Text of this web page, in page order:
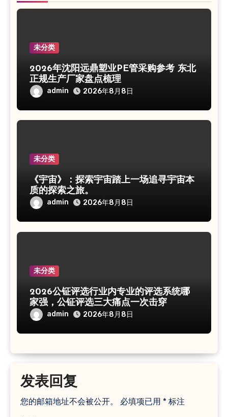
未分类
2026年沈阳远鼎塑业PE管采购参考 东北
正规生产厂家盘点梳理
admin 2026年8月8日
未分类
《宇宙》：探索宇宙踏上一场追寻宇宙本
质的探索之旅。
admin 2026年8月8日
未分类
2026公钲评选行业内专业的评选系统哪
家强，公钲评选三大痛点一次击穿
admin 2026年8月8日
发表回复
您的邮箱地址不会被公开。 必填项已用 *标注